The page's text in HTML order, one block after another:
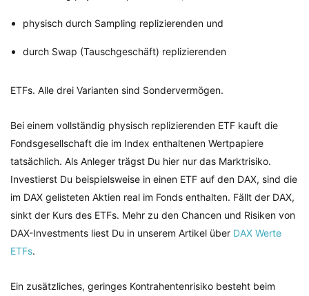
physisch durch Sampling replizierenden und
durch Swap (Tauschgeschäft) replizierenden
ETFs. Alle drei Varianten sind Sondervermögen.
Bei einem vollständig physisch replizierenden ETF kauft die
Fondsgesellschaft die im Index enthaltenen Wertpapiere
tatsächlich. Als Anleger trägst Du hier nur das Marktrisiko.
Investierst Du beispielsweise in einen ETF auf den DAX, sind die
im DAX gelisteten Aktien real im Fonds enthalten. Fällt der DAX,
sinkt der Kurs des ETFs. Mehr zu den Chancen und Risiken von
DAX-Investments liest Du in unserem Artikel über DAX Werte
ETFs.
Ein zusätzliches, geringes Kontrahentenrisiko besteht beim